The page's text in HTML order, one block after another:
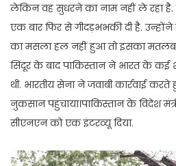
लेकिन वह सुधरने का नाम नहीं ले रहा है.
एक बार फिर से गीदड़भभकी दी है.
का मसला हल नहीं हुआ तो इसका मतलब
सिंदूर के बाद पाकिस्तान ने भारत के
थी. भारतीय सेना ने जवाबी कार्रवाई
नुकसान पहुंचाया।पाकिस्तान के विदेश
सीएनएन को एक इंटरव्यू दिया.